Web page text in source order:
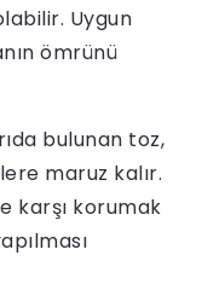
Uygun
ömrünü
bulunan toz,
maruz kalır.
karşı korumak